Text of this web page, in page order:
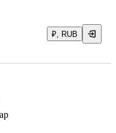
₽, RUB